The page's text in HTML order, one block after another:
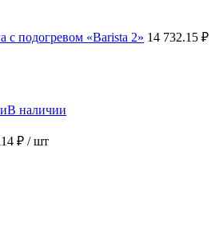
с подогревом «Barista 2» 14 732.15 ₽
В наличии
₽ / шт